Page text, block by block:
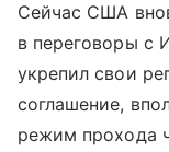
Сейчас США
в переговоры с
укрепил свои
соглашение,
режим прохода